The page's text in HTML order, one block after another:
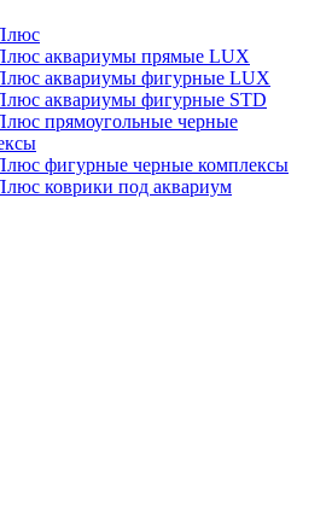
аквариумы прямые LUX
аквариумы фигурные LUX
аквариумы фигурные STD
прямоугольные черные
фигурные черные комплексы
коврики под аквариум